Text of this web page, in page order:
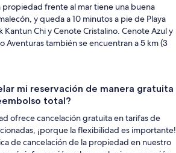
propiedad frente al mar tiene una buena
y queda a 10 minutos a pie de Playa
Kantun Chi y Cenote Cristalino. Cenote Azul y
Aventuras también se encuentran a 5 km (3
mi reservación de manera gratuita
total?
ofrece cancelación gratuita en tarifas de
¡porque la flexibilidad es importante!
de cancelación de la propiedad en nuestro